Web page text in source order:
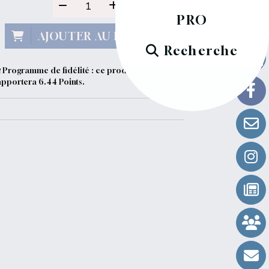
PRO
Recherche
AJOUTER AU PANIER
Programme de fidélité : ce produit vous
6.44 Points.